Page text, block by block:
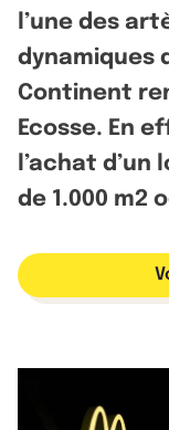
l’une des
dynamiques
Continent
Ecosse. En
l’achat
de 1.000 m2